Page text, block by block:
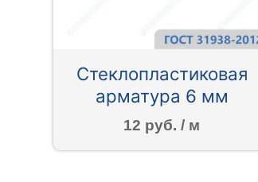
Стеклопластиковая
арматура 6 мм
12 руб. / м